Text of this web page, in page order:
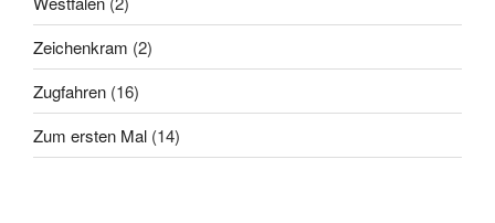
Zeichenkram (2)
Zugfahren (16)
Zum ersten Mal (14)